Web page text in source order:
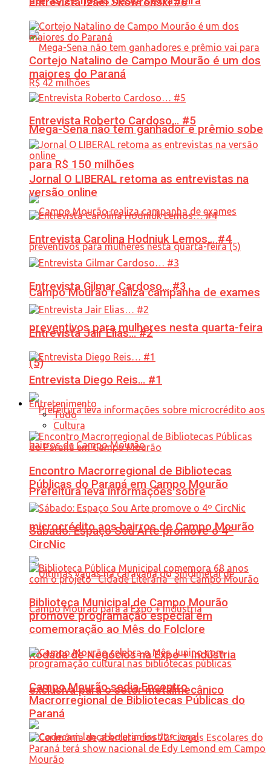
Mega-Sena não tem ganhador e prêmio sobe
para R$ 150 milhões
Campo Mourão realiza campanha de exames
preventivos para mulheres nesta quarta-feira
(5)
Prefeitura leva informações sobre
microcrédito aos bairros de Campo Mourão
Rodada de Negócios na Expo + Indústria
exclusiva para o setor metalmecânico
Cortejo Natalino de Campo Mourão é um dos
maiores do Paraná
Entrevista Roberto Cardoso… #5
Jornal O LIBERAL retoma as entrevistas na
versão online
Entrevista Carolina Hodniuk Lemos… #4
Entrevista Gilmar Cardoso… #3
Entrevista Jair Elias… #2
Entrevista Diego Reis… #1
Entretenimento
Tudo
Cultura
Encontro Macrorregional de Bibliotecas
Públicas do Paraná em Campo Mourão
Sábado: Espaço Sou Arte promove o 4º
CircNic
Biblioteca Municipal de Campo Mourão
promove programação especial em
comemoração ao Mês do Folclore
Campo Mourão sedia Encontro
Macrorregional de Bibliotecas Públicas do
Paraná